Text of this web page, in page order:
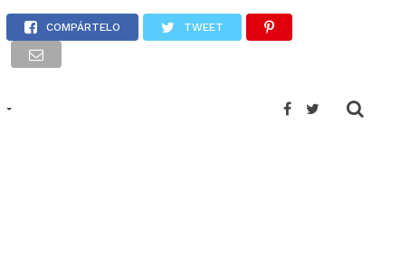
el IstmoCOMPÁRTELO TWEET